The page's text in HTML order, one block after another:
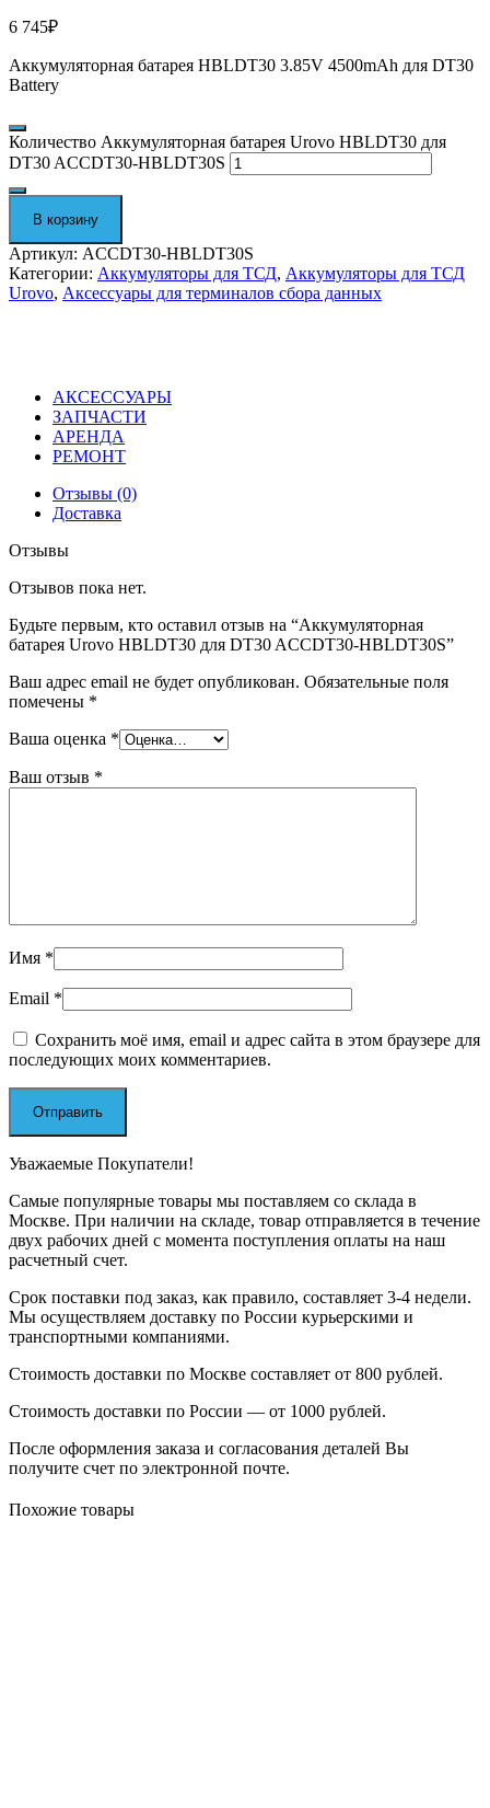
6 745₽
Аккумуляторная батарея HBLDT30 3.85V 4500mAh для DT30
Battery
Количество Аккумуляторная батарея Urovo HBLDT30 для
DT30 ACCDT30-HBLDT30S
В корзину
Артикул: ACCDT30-HBLDT30S
Категории: Аккумуляторы для ТСД, Аккумуляторы для ТСД
Urovo, Аксессуары для терминалов сбора данных
АКСЕССУАРЫ
ЗАПЧАСТИ
АРЕНДА
РЕМОНТ
Отзывы (0)
Доставка
Отзывы
Отзывов пока нет.
Будьте первым, кто оставил отзыв на “Аккумуляторная
батарея Urovo HBLDT30 для DT30 ACCDT30-HBLDT30S”
Ваш адрес email не будет опубликован. Обязательные поля
помечены *
Ваша оценка *
Ваш отзыв *
Имя *
Email *
Сохранить моё имя, email и адрес сайта в этом браузере для
последующих моих комментариев.
Уважаемые Покупатели!
Самые популярные товары мы поставляем со склада в
Москве. При наличии на складе, товар отправляется в течение
двух рабочих дней с момента поступления оплаты на наш
расчетный счет.
Срок поставки под заказ, как правило, составляет 3-4 недели.
Мы осуществляем доставку по России курьерскими и
транспортными компаниями.
Стоимость доставки по Москве составляет от 800 рублей.
Стоимость доставки по России — от 1000 рублей.
После оформления заказа и согласования деталей Вы
получите счет по электронной почте.
Похожие товары